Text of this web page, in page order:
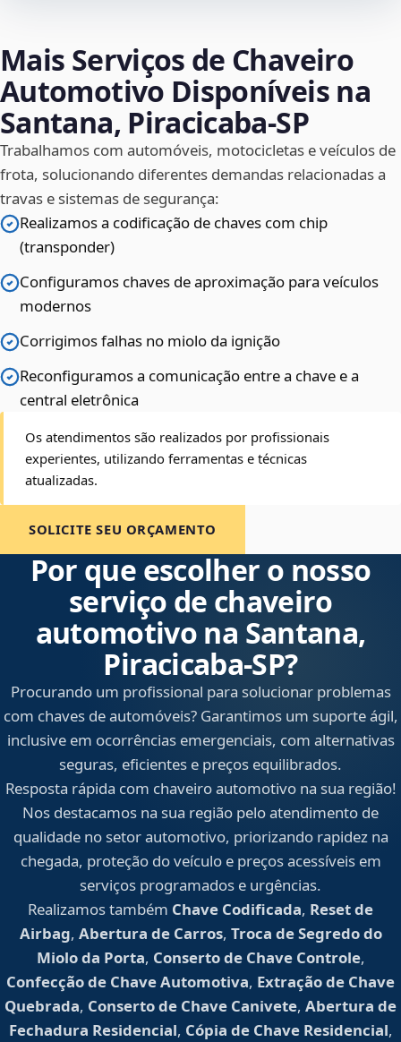
Mais Serviços de Chaveiro
Automotivo Disponíveis na
Santana, Piracicaba‑SP
Trabalhamos com automóveis, motocicletas e veículos de
frota, solucionando diferentes demandas relacionadas a
travas e sistemas de segurança:
Realizamos a codificação de chaves com chip
(transponder)
Configuramos chaves de aproximação para veículos
modernos
Corrigimos falhas no miolo da ignição
Reconfiguramos a comunicação entre a chave e a
central eletrônica
Os atendimentos são realizados por profissionais
experientes, utilizando ferramentas e técnicas
atualizadas.
SOLICITE SEU ORÇAMENTO
Por que escolher o nosso
serviço de chaveiro
automotivo na Santana,
Piracicaba‑SP?
Procurando um profissional para solucionar problemas
com chaves de automóveis? Garantimos um suporte ágil,
inclusive em ocorrências emergenciais, com alternativas
seguras, eficientes e preços equilibrados.
Resposta rápida com chaveiro automotivo na sua região!
Nos destacamos na sua região pelo atendimento de
qualidade no setor automotivo, priorizando rapidez na
chegada, proteção do veículo e preços acessíveis em
serviços programados e urgências.
Realizamos também Chave Codificada, Reset de
Airbag, Abertura de Carros, Troca de Segredo do
Miolo da Porta, Conserto de Chave Controle,
Confecção de Chave Automotiva, Extração de Chave
Quebrada, Conserto de Chave Canivete, Abertura de
Fechadura Residencial, Cópia de Chave Residencial,